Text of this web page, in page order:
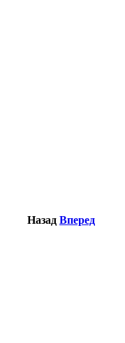
Назад Вперед